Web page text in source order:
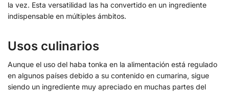
la vez. Esta versatilidad las ha convertido en un ingrediente
indispensable en múltiples ámbitos.
Usos culinarios
Aunque el uso del haba tonka en la alimentación está regulado
en algunos países debido a su contenido en cumarina, sigue
siendo un ingrediente muy apreciado en muchas partes del